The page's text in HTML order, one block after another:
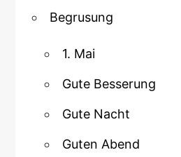
Begrusung
1. Mai
Gute Besserung
Gute Nacht
Guten Abend